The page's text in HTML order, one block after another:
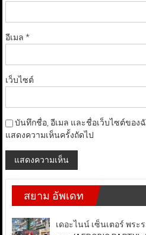
อีเมล *
เว็บไซต์
บันทึกชื่อ, อีเมล และชื่อเว็บไซต์ของ
แสดงความเห็นครั้งถัดไป
สยาม อัพเดท
เดอะไนน์ เซ็นเตอร์ พร